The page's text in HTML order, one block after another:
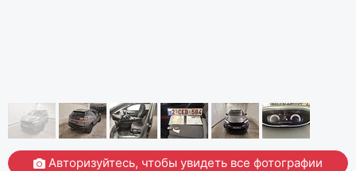
Авторизуйтесь, чтобы увидеть все фотографии